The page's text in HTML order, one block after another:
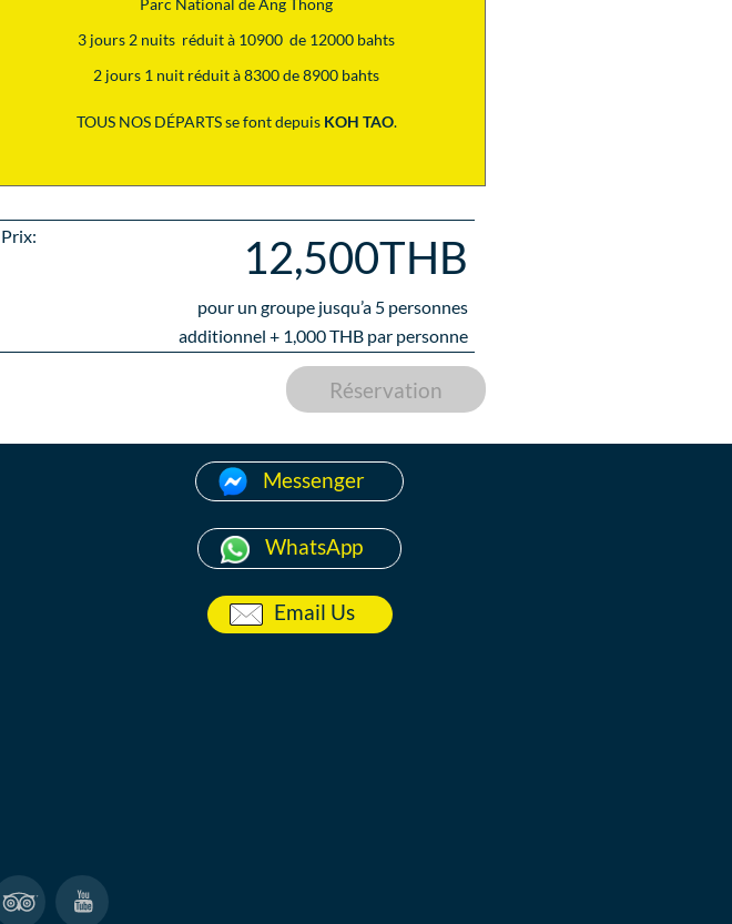
Parc National de Ang Thong
3 jours 2 nuits réduit à 10900 de 12000 bahts
2 jours 1 nuit réduit à 8300 de 8900 bahts
TOUS NOS DÉPARTS se font depuis KOH TAO.
Prix: 12,500THB
pour un groupe jusqu’a 5 personnes
additionnel + 1,000THB par personne
Réservation
Messenger
WhatsApp
Email Us